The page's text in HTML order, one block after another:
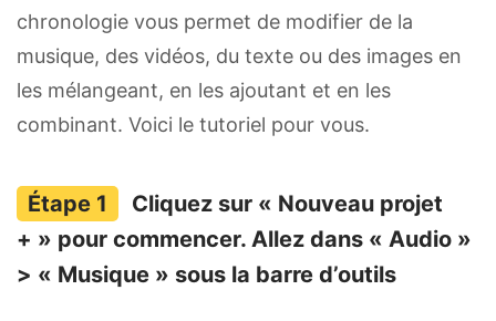
chronologie vous permet de modifier de la
musique, des vidéos, du texte ou des images en
les mélangeant, en les ajoutant et en les
combinant. Voici le tutoriel pour vous.
Cliquez sur « Nouveau projet
+ » pour commencer. Allez dans « Audio »
> « Musique » sous la barre d’outils